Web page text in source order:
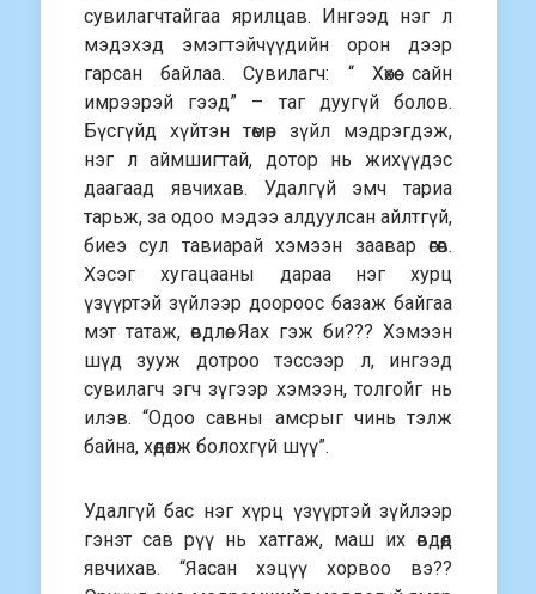
сувилагчтайгаа ярилцав. Ингээд нэг л
мэдэхэд эмэгтэйчүүдийн орон дээр
гарсан байлаа. Сувилагч: “ Хөхөө сайн
имрээрэй гээд” – таг дуугүй болов.
Бүсгүйд хүйтэн төмөр зүйл мэдрэгдэж,
нэг л аймшигтай, дотор нь жихүүдэс
даагаад явчихав. Удалгүй эмч тариа
тарьж, за одоо мэдээ алдуулсан айлтгүй,
биеэ сул тавиарай хэмээн заавар өгөв.
Хэсэг хугацааны дараа нэг хурц
үзүүртэй зүйлээр доороос базаж байгаа
мэт татаж, өвдлөө. Яах гэж би??? Хэмээн
шүд зууж дотроо тэссээр л, ингээд
сувилагч эгч зүгээр хэмээн, толгойг нь
илэв. “Одоо савны амсрыг чинь тэлж
байна, хөдөлж болохгүй шүү”.
Удалгүй бас нэг хүрц үзүүртэй зүйлээр
гэнэт сав рүү нь хатгаж, маш их өвдөөд
явчихав. “Яасан хэцүү хорвоо вэ??